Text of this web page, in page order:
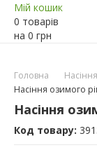
Мій кошик
0 товарів
на 0 грн
Головна Насіння
Насіння озимого
Насіння
Код товару: